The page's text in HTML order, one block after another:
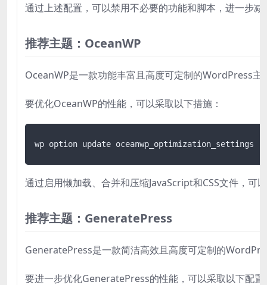
通过上述配置，可以禁用不必要的功能和脚本，进一步
推荐主题：OceanWP
OceanWP是一款功能丰富且高度可定制的WordPress
要优化OceanWP的性能，可以采取以下措施：
wp option update oceanwp_optimization_settings
通过启用懒加载、合并和压缩JavaScript和CSS文件，
推荐主题：GeneratePress
GeneratePress是一款简洁高效且高度可定制的
要进一步优化GeneratePress的性能，可以采取以下配置